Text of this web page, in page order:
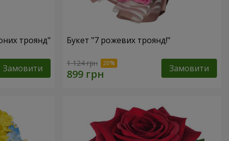
троянд"
Замовити
Букет "7 рожевих троянд!"
1 124 грн Замовити